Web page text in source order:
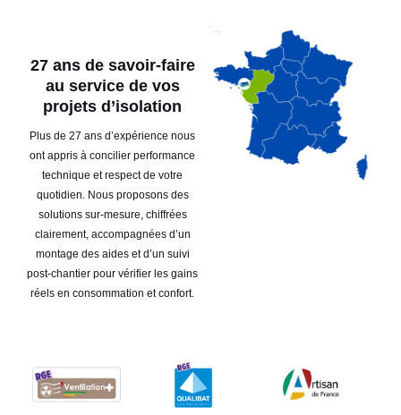
27 ans de savoir-faire
au service de vos
projets d’isolation
Plus de 27 ans d’expérience nous
ont appris à concilier performance
technique et respect de votre
quotidien. Nous proposons des
solutions sur-mesure, chiffrées
clairement, accompagnées d’un
montage des aides et d’un suivi
post-chantier pour vérifier les gains
réels en consommation et confort.